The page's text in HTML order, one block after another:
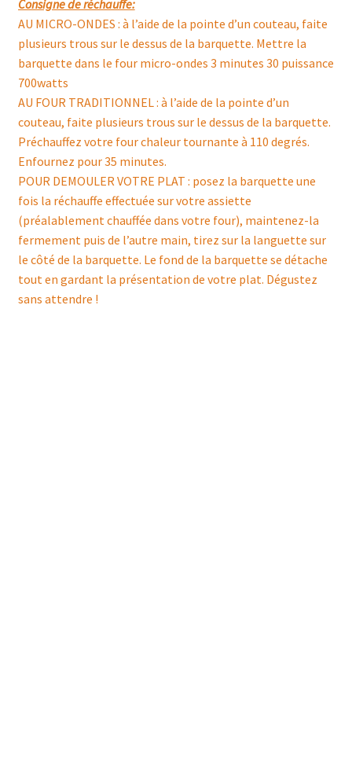
Consigne de réchauffe:
AU MICRO-ONDES : à l’aide de la pointe d’un couteau, faite
plusieurs trous sur le dessus de la barquette. Mettre la
barquette dans le four micro-ondes 3 minutes 30 puissance
700watts
AU FOUR TRADITIONNEL : à l’aide de la pointe d’un
couteau, faite plusieurs trous sur le dessus de la barquette.
Préchauffez votre four chaleur tournante à 110 degrés.
Enfournez pour 35 minutes.
POUR DEMOULER VOTRE PLAT : posez la barquette une
fois la réchauffe effectuée sur votre assiette
(préalablement chauffée dans votre four), maintenez-la
fermement puis de l’autre main, tirez sur la languette sur
le côté de la barquette. Le fond de la barquette se détache
tout en gardant la présentation de votre plat. Dégustez
sans attendre !